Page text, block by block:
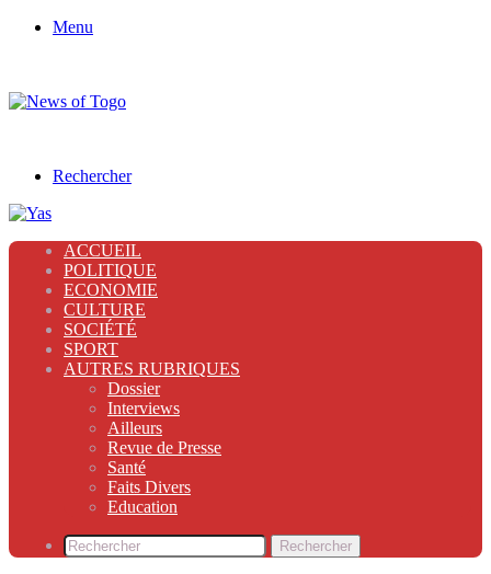
Menu
Rechercher
ACCUEIL
POLITIQUE
ECONOMIE
CULTURE
SOCIÉTÉ
SPORT
AUTRES RUBRIQUES
Dossier
Interviews
Ailleurs
Revue de Presse
Santé
Faits Divers
Education
Rechercher